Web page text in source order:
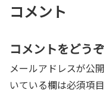
コメント
コメントをどうぞ
メールアドレスが公
いている欄は必須項